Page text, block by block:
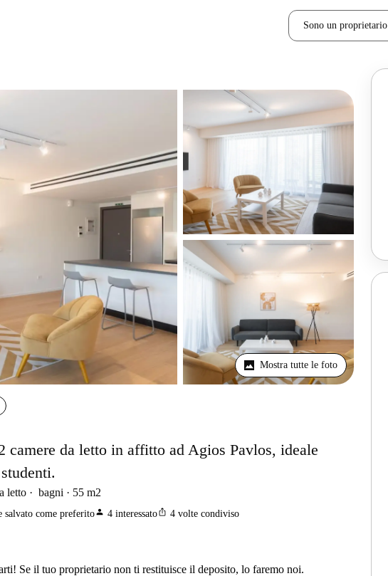
Sono un proprietario
Mostra tutte le foto
camere da letto in affitto ad Agios Pavlos, ideale
letto bagni 55 m2
salvato come preferitoperson 4 interessatoios_share 4 volte condiviso
Se il tuo proprietario non ti restituisce il deposito, lo faremo noi.